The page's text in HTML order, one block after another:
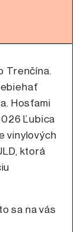
Trenčína.
Hosťami
Ľubica
vinylových
ktorá
sa na vás